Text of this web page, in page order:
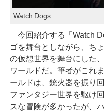
Watch Dogs
今回紹介する「Watch
ゴを舞台としながら、ち
の仮想世界を舞台にした
ワールドだ。筆者がこれ
ールドは、銃火器を振り
ファンタジー世界を駆け
スな冒険が多かったが、